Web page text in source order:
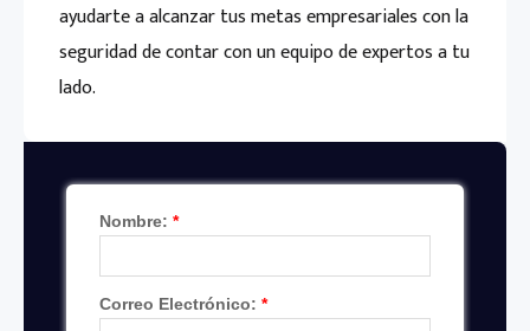
ayudarte a alcanzar tus metas empresariales con la
seguridad de contar con un equipo de expertos a tu
lado.